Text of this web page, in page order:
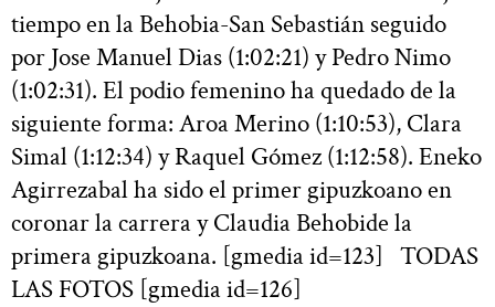
tiempo en la Behobia-San Sebastián seguido
por Jose Manuel Dias (1:02:21) y Pedro Nimo
(1:02:31). El podio femenino ha quedado de la
siguiente forma: Aroa Merino (1:10:53), Clara
Simal (1:12:34) y Raquel Gómez (1:12:58). Eneko
Agirrezabal ha sido el primer gipuzkoano en
coronar la carrera y Claudia Behobide la
primera gipuzkoana. [gmedia id=123] TODAS
LAS FOTOS [gmedia id=126]